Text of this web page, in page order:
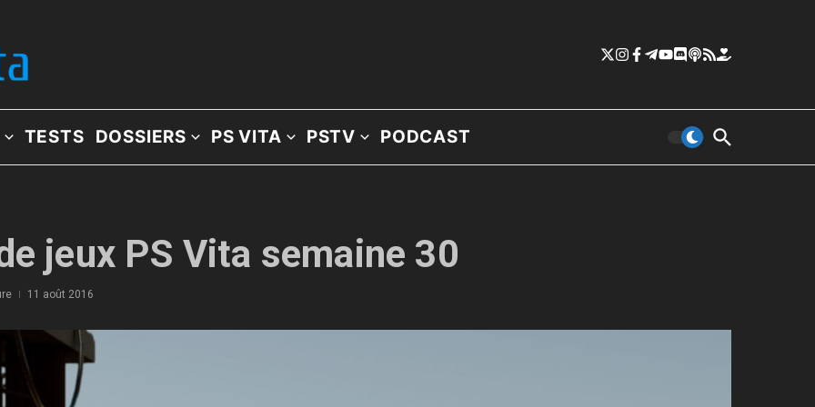
TESTS DOSSIERS PS VITA PSTV PODCAST
jeux PS Vita semaine 30
11 août 2016